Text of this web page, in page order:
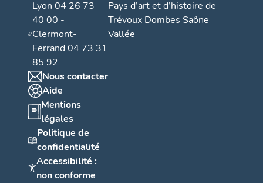
Lyon 04 26 73
40 00 -
Clermont-
Ferrand 04 73 31
85 92
Nous contacter
Aide
Mentions
légales
Politique de
confidentialité
Accessibilité :
non conforme
Pays d’art et d’histoire de
Trévoux Dombes Saône
Vallée